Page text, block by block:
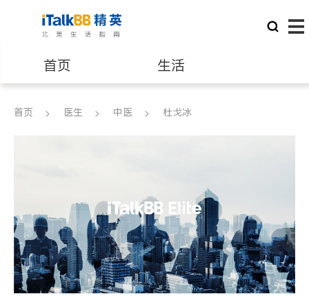
首页 生活
医生 律师
养老 非盈利组织
首页 医生 中医 杜戈冰